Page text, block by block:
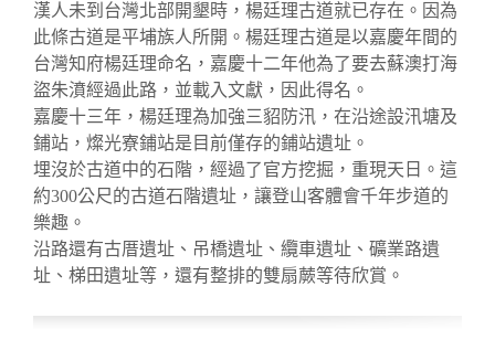
漢人未到台灣北部開墾時，楊廷理古道就已存在。因為
此條古道是平埔族人所開。楊廷理古道是以嘉慶年間的
台灣知府楊廷理命名，嘉慶十二年他為了要去蘇澳打海
盜朱濆經過此路，並載入文獻，因此得名。
嘉慶十三年，楊廷理為加強三貂防汛，在沿途設汛塘及
鋪站，燦光寮鋪站是目前僅存的鋪站遺址。
埋沒於古道中的石階，經過了官方挖掘，重現天日。這
約300公尺的古道石階遺址，讓登山客體會千年步道的
樂趣。
沿路還有古厝遺址、吊橋遺址、纜車遺址、礦業路遺
址、梯田遺址等，還有整排的雙扇蕨等待欣賞。